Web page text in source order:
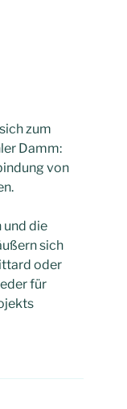
zum
Damm:
von
und die
sich
oder
für